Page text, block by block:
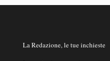
La Redazione, le tue inchieste